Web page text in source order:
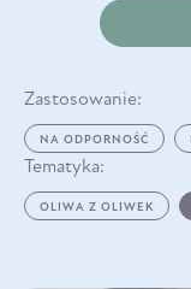
Zastosowanie:
NA ODPORNOŚĆ
Tematyka:
OLIWA Z OLIWEK